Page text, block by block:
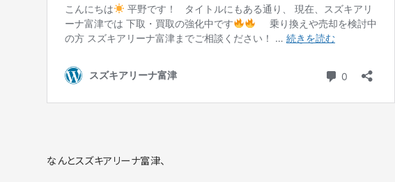
なんとスズキアリーナ富津、